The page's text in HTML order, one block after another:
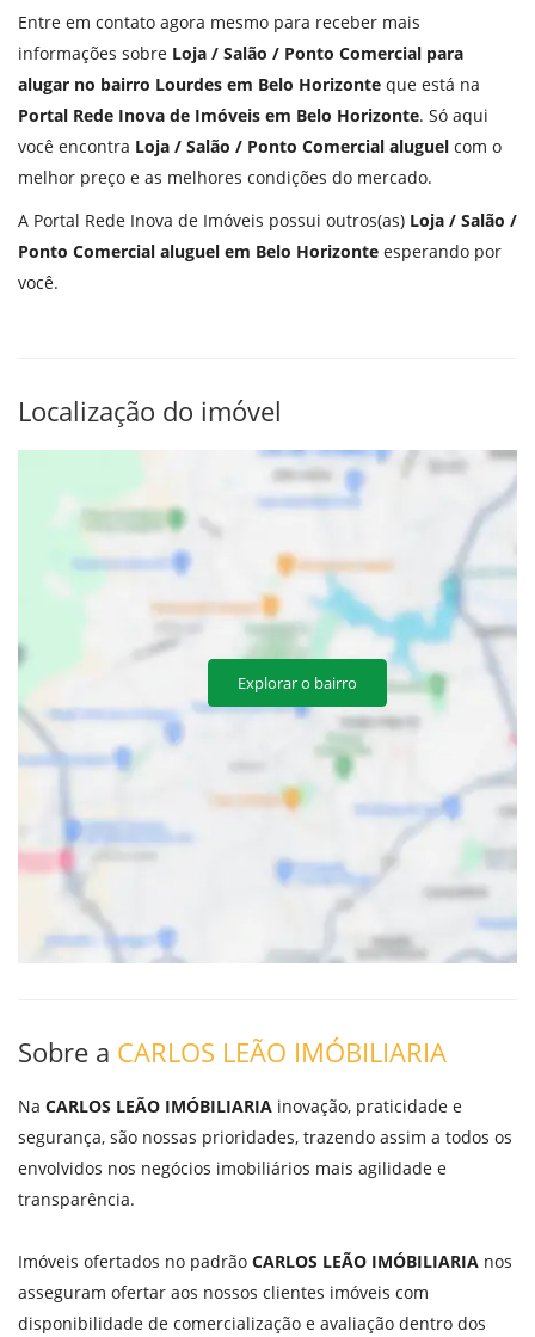
Entre em contato agora mesmo para receber mais
informações sobre Loja / Salão / Ponto Comercial para
alugar no bairro Lourdes em Belo Horizonte que está na
Portal Rede Inova de Imóveis em Belo Horizonte. Só aqui
você encontra Loja / Salão / Ponto Comercial aluguel com o
melhor preço e as melhores condições do mercado.
A Portal Rede Inova de Imóveis possui outros(as) Loja / Salão /
Ponto Comercial aluguel em Belo Horizonte esperando por
você.
Localização do imóvel
Explorar o bairro
Sobre a CARLOS LEÃO IMÓBILIARIA
Na CARLOS LEÃO IMÓBILIARIA inovação, praticidade e
segurança, são nossas prioridades, trazendo assim a todos os
envolvidos nos negócios imobiliários mais agilidade e
transparência.
Imóveis ofertados no padrão CARLOS LEÃO IMÓBILIARIA nos
asseguram ofertar aos nossos clientes imóveis com
disponibilidade de comercialização e avaliação dentro dos